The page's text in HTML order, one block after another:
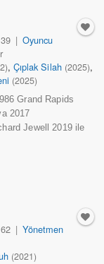
| Oyuncu
,Çıplak Silah (2025),
(2025)
Grand Rapids
2017
Jewell 2019 ile
| Yönetmen
(2021)